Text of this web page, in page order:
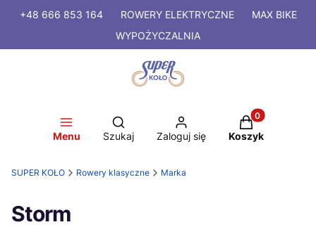
+48 666 853 164 ROWERYELEKTRYCZNE
MAX BIKE
WYPOŻYCZALNIA
Menu
Otwórz wyszukiwarkę
Szukaj Zaloguj się
Produkty w
Koszyk
SUPER KOŁO Rowery klasyczne Marka
Storm